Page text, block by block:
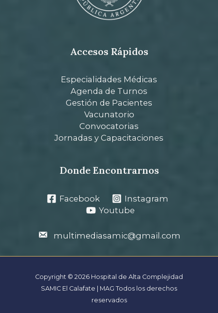
Accesos Rápidos
Especialidades Médicas
Agenda de Turnos
Gestión de Pacientes
Vacunatorio
Convocatorias
Jornadas y Capacitaciones
Donde Encontrarnos
Facebook
Instagram
Youtube
multimediasamic@gmail.com
Copyright © 2026 Hospital de Alta Complejidad
SAMIC El Calafate | MAG Todos los derechos
reservados